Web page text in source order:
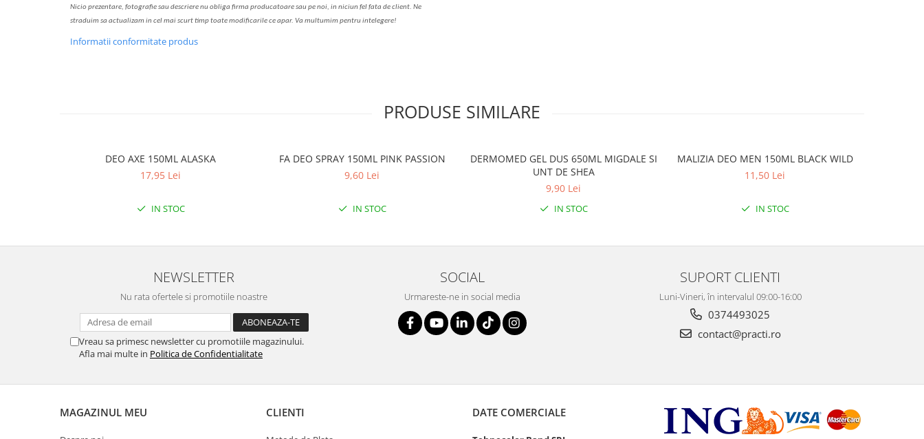
Nicio prezentare, fotografie sau descriere nu obliga firma producatoare sau pe noi, in niciun fel fata de client. Ne
straduim sa actualizam in cel mai scurt timp toate modificarile ce apar. Va multumim pentru intelegere!
Informatii conformitate produs
PRODUSE SIMILARE
DEO AXE 150ML ALASKA
17,95 Lei
IN STOC
FA DEO SPRAY 150ML PINK PASSION
9,60 Lei
IN STOC
DERMOMED GEL DUS 650ML MIGDALE SI
UNT DE SHEA
9,90 Lei
IN STOC
MALIZIA DEO MEN 150ML BLACK WILD
11,50 Lei
IN STOC
NEWSLETTER
Nu rata ofertele si promotiile noastre
Vreau sa primesc newsletter cu promotiile magazinului.
Afla mai multe in Politica de Confidentialitate
SOCIAL
Urmareste-ne in social media
SUPORT CLIENTI
Luni-Vineri, în intervalul 09:00-16:00
0374493025
contact@practi.ro
MAGAZINUL MEU CLIENTI DATE COMERCIALE